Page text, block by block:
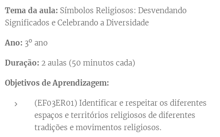
Tema da aula: Símbolos Religiosos: Desvendando
Significados e Celebrando a Diversidade
Ano: 3º ano
Duração: 2 aulas (50 minutos cada)
Objetivos de Aprendizagem:
(EF03ER01) Identificar e respeitar os diferentes
espaços e territórios religiosos de diferentes
tradições e movimentos religiosos.